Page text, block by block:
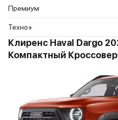
Премиум
Техно+
Клиренс Haval Dargo
Компактный Кроссовер